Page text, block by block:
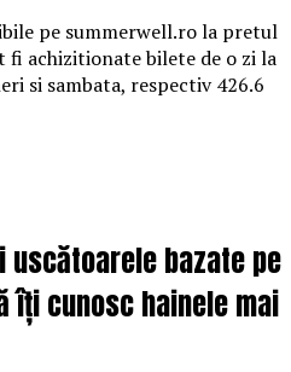
pe summerwell.ro la pretul
fi achizitionate bilete de o zi la
si sambata, respectiv 426.6
bazate pe
cunosc hainele mai